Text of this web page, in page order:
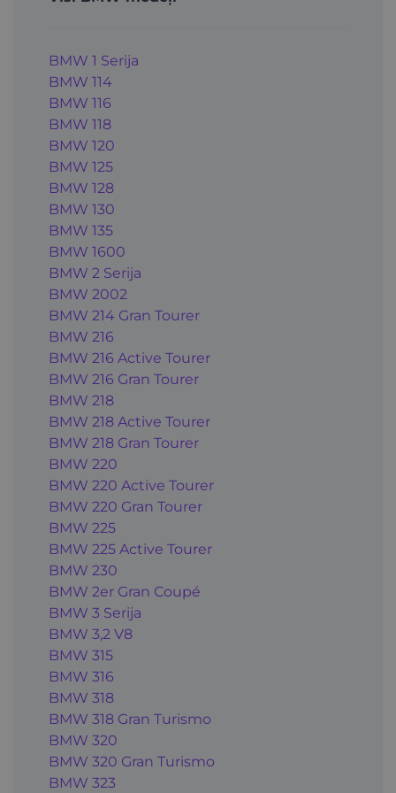
BMW 1 Serija
BMW 114
BMW 116
BMW 118
BMW 120
BMW 125
BMW 128
BMW 130
BMW 135
BMW 1600
BMW 2 Serija
BMW 2002
BMW 214 Gran Tourer
BMW 216
BMW 216 Active Tourer
BMW 216 Gran Tourer
BMW 218
BMW 218 Active Tourer
BMW 218 Gran Tourer
BMW 220
BMW 220 Active Tourer
BMW 220 Gran Tourer
BMW 225
BMW 225 Active Tourer
BMW 230
BMW 2er Gran Coupé
BMW 3 Serija
BMW 3,2 V8
BMW 315
BMW 316
BMW 318
BMW 318 Gran Turismo
BMW 320
BMW 320 Gran Turismo
BMW 323